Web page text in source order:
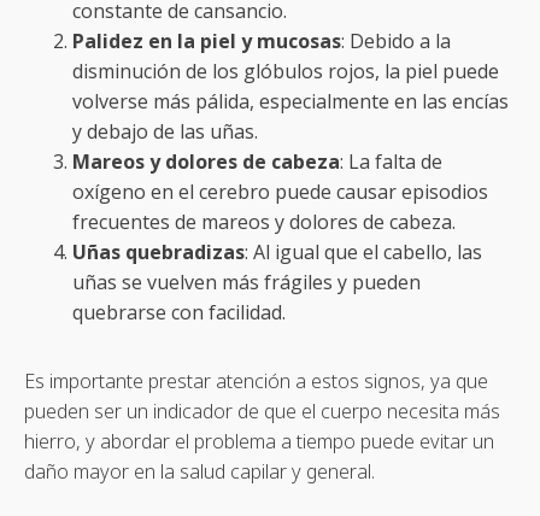
constante de cansancio.
Palidez en la piel y mucosas: Debido a la
disminución de los glóbulos rojos, la piel puede
volverse más pálida, especialmente en las encías
y debajo de las uñas.
Mareos y dolores de cabeza: La falta de
oxígeno en el cerebro puede causar episodios
frecuentes de mareos y dolores de cabeza.
Uñas quebradizas: Al igual que el cabello, las
uñas se vuelven más frágiles y pueden
quebrarse con facilidad.
Es importante prestar atención a estos signos, ya que
pueden ser un indicador de que el cuerpo necesita más
hierro, y abordar el problema a tiempo puede evitar un
daño mayor en la salud capilar y general.